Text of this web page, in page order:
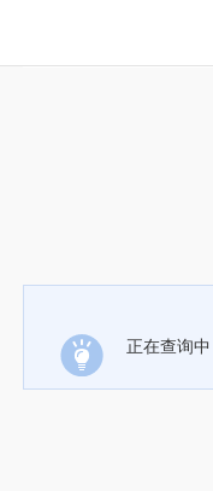
正在查询